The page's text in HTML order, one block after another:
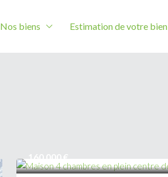
Nos biens Estimation de votre bien
160 000 €